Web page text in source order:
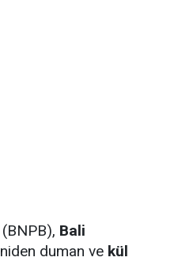
Bali
duman ve kül